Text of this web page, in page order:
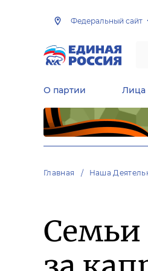
Федеральный сайт
О партии Лица
Главная Наша
Семьи